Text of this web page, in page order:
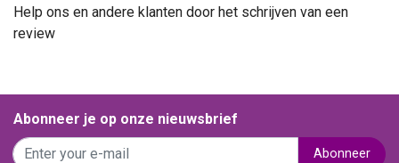
Help ons en andere klanten door het schrijven van een
review
Abonneer je op onze nieuwsbrief
Abonneer